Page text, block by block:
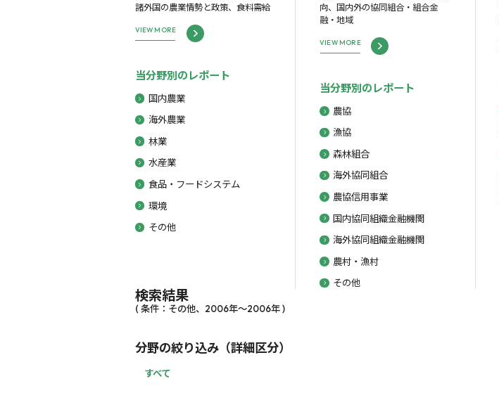
諸外国の農業情勢と政策、食料需給
VIEW MORE
当分野別のレポート
国内農業
海外農業
林業
水産業
食品・フードシステム
環境
その他
向、国内外の協同組合・組合金
融・地域
VIEW MORE
当分野別のレポート
農協
漁協
森林組合
海外協同組合
農協信用事業
国内協同組織金融機関
海外協同組織金融機関
農村・漁村
その他
検索結果
( 条件：その他、2006年～2006年 )
分野の絞り込み（詳細区分）
すべて